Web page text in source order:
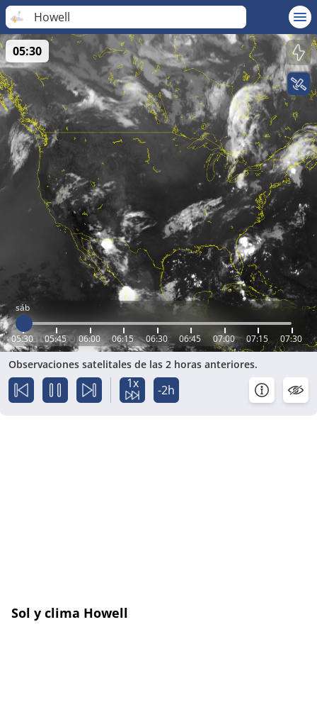
Howell
sáb
05:30 05:45 06:00 06:15 06:30 06:45 07:00 07:15 07:30
05:30
Observaciones satelitales de las 2 horas anteriores.
1x -2h
Sol y clima Howell